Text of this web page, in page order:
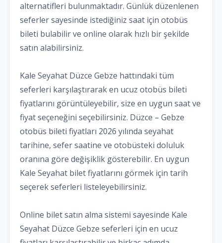
alternatifleri bulunmaktadır. Günlük düzenlenen
seferler sayesinde istediğiniz saat için otobüs
bileti bulabilir ve online olarak hızlı bir şekilde
satın alabilirsiniz.
Kale Seyahat Düzce Gebze hattındaki tüm
seferleri karşılaştırarak en ucuz otobüs bileti
fiyatlarını görüntüleyebilir, size en uygun saat ve
fiyat seçeneğini seçebilirsiniz. Düzce – Gebze
otobüs bileti fiyatları 2026 yılında seyahat
tarihine, sefer saatine ve otobüsteki doluluk
oranına göre değişiklik gösterebilir. En uygun
Kale Seyahat bilet fiyatlarını görmek için tarih
seçerek seferleri listeleyebilirsiniz.
Online bilet satın alma sistemi sayesinde Kale
Seyahat Düzce Gebze seferleri için en ucuz